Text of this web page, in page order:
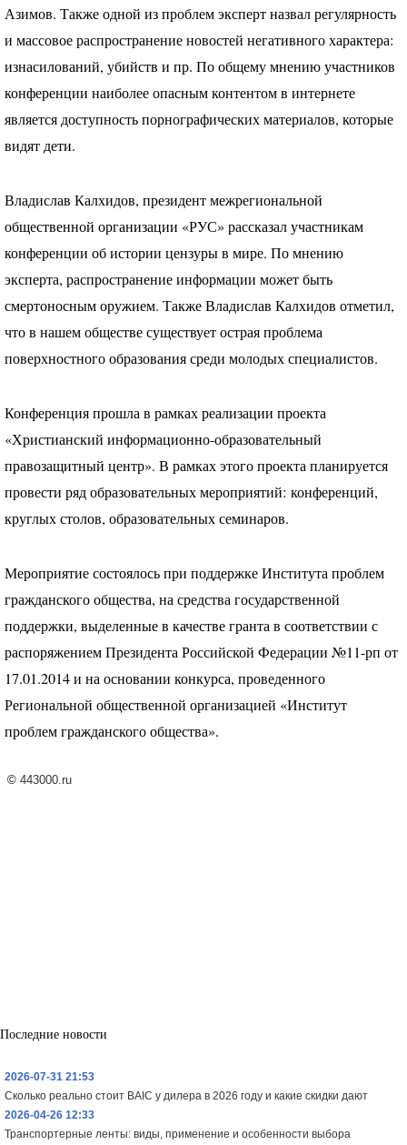
Азимов. Также одной из проблем эксперт назвал регулярность
и массовое распространение новостей негативного характера:
изнасилований, убийств и пр. По общему мнению участников
конференции наиболее опасным контентом в интернете
является доступность порнографических материалов, которые
видят дети.
Владислав Калхидов, президент межрегиональной
общественной организации «РУС» рассказал участникам
конференции об истории цензуры в мире. По мнению
эксперта, распространение информации может быть
смертоносным оружием. Также Владислав Калхидов отметил,
что в нашем обществе существует острая проблема
поверхностного образования среди молодых специалистов.
Конференция прошла в рамках реализации проекта
«Христианский информационно-образовательный
правозащитный центр». В рамках этого проекта планируется
провести ряд образовательных мероприятий: конференций,
круглых столов, образовательных семинаров.
Мероприятие состоялось при поддержке Института проблем
гражданского общества, на средства государственной
поддержки, выделенные в качестве гранта в соответствии с
распоряжением Президента Российской Федерации №11-рп от
17.01.2014 и на основании конкурса, проведенного
Региональной общественной организацией «Институт
проблем гражданского общества».
© 443000.ru
Последние новости
2026-07-31 21:53
Сколько реально стоит BAIC у дилера в 2026 году и какие скидки дают
2026-04-26 12:33
Транспортерные ленты: виды, применение и особенности выбора